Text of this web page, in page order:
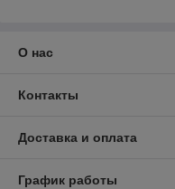
О нас
Контакты
Доставка и оплата
График работы